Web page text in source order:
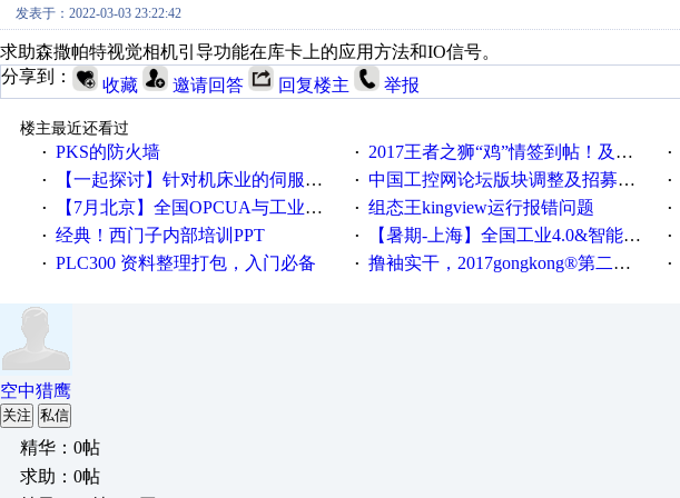
发表于：2022-03-03 23:22:42
求助森撒帕特视觉相机引导功能在库卡上的应用方法和IO信号。
分享到：
收藏 邀请回答 回复楼主 举报
楼主最近还看过
· PKS的防火墙 · 2017王者之狮“鸡”情签到帖！及时更新在线研讨会预告 ·
· 【一起探讨】针对机床业的伺服系统发展，您的期望是什么？ · 中国工控网论坛版块调整及招募版主公告 ·
· 【7月北京】全国OPCUA与工业互联技术培训班通知！ · 组态王kingview运行报错问题 ·
· 经典！西门子内部培训PPT · 【暑期-上海】全国工业4.0&智能制造高级培训班通知！ ·
· PLC300 资料整理打包，入门必备 · 撸袖实干，2017gongkong®第二届智造工程师节正式起航！ ·
空中猎鹰
关注 私信
精华：0帖
求助：0帖